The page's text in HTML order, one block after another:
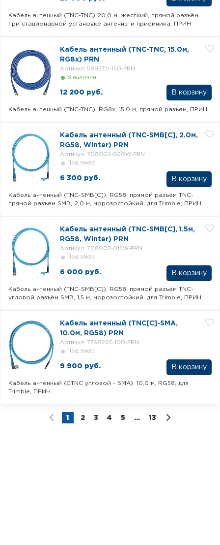
Кабель антенный (TNC-TNC) 20,0 м, жесткий, прямой разъём,
при стационарной установке антенны и приемника, ПРИН
Кабель антенный (TNC-TNC, 15.0м,
RG8x) PRN
В наличии
Артикул: 589570-150-PRN
12 200 руб.
Кабель антенный (TNC-TNC), RG8x, 15,0 м, прямой разъём, ПРИН
Кабель антенный (TNC-SMB[C], 2.0м,
RG58, Winter) PRN
Под заказ
Артикул: 708002-020W-PRN
6 300 руб. В корзину
Кабель антенный (TNC-SMB[C]), RG58, прямой разъём TNC-
прямой разъём SMB, 2,0 м, морозостойкий, для Trimble, ПРИН
Кабель антенный (TNC-SMB[C], 1.5м,
RG58, Winter) PRN
Под заказ
Артикул: 708002-015W-PRN
6 000 руб. В корзину
Кабель антенный (TNC-SMB[C]), RG58, прямой разъём TNC-
угловой разъём SMB, 1,5 м, морозостойкий, для Trimble, ПРИН
Кабель антенный (TNC[C]-SMA,
10.0м, RG58) PRN
Под заказ
Артикул: 779622C-100-PRN
9 900 руб. В корзину
Кабель антенный (CTNC угловой - SMA), 10,0 м, RG58, для
Trimble, ПРИН
1 2 3 4 5 ... 13